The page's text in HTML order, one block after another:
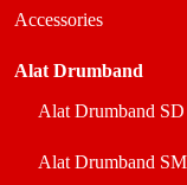
Accessories
Alat Drumband
Alat Drumband SD
Alat Drumband